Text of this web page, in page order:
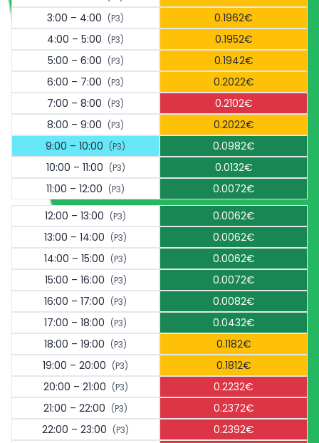
3:00 – 4:00 (P3)
0.1962€
4:00 – 5:00 (P3)
0.1952€
5:00 – 6:00 (P3)
0.1942€
6:00 – 7:00 (P3)
0.2022€
7:00 – 8:00 (P3)
0.2102€
8:00 – 9:00 (P3)
0.2022€
9:00 – 10:00 (P3)
0.0982€
10:00 – 11:00 (P3)
0.0132€
11:00 – 12:00 (P3)
0.0072€
12:00 – 13:00 (P3)
0.0062€
13:00 – 14:00 (P3)
0.0062€
14:00 – 15:00 (P3)
0.0062€
15:00 – 16:00 (P3)
0.0072€
16:00 – 17:00 (P3)
0.0082€
17:00 – 18:00 (P3)
0.0432€
18:00 – 19:00 (P3)
0.1182€
19:00 – 20:00 (P3)
0.1812€
20:00 – 21:00 (P3)
0.2232€
21:00 – 22:00 (P3)
0.2372€
22:00 – 23:00 (P3)
0.2392€